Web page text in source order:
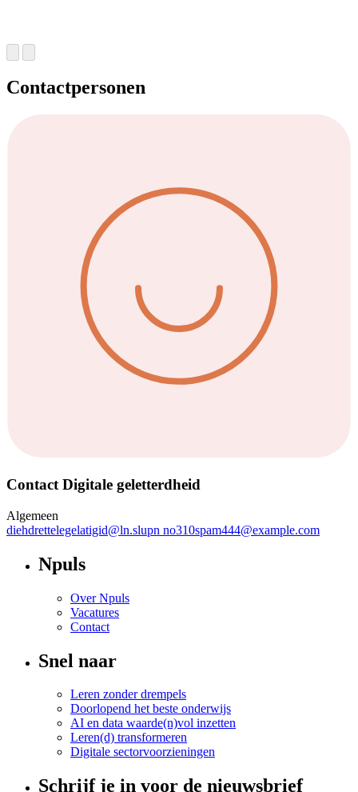
Contactpersonen
Contact Digitale geletterdheid
Algemeen
diehdrettelegelatigid@ln.slupn no310spam444@example.com
Npuls
Over Npuls
Vacatures
Contact
Snel naar
Leren zonder drempels
Doorlopend het beste onderwijs
AI en data waarde(n)vol inzetten
Leren(d) transformeren
Digitale sectorvoorzieningen
Schrijf je in voor de nieuwsbrief